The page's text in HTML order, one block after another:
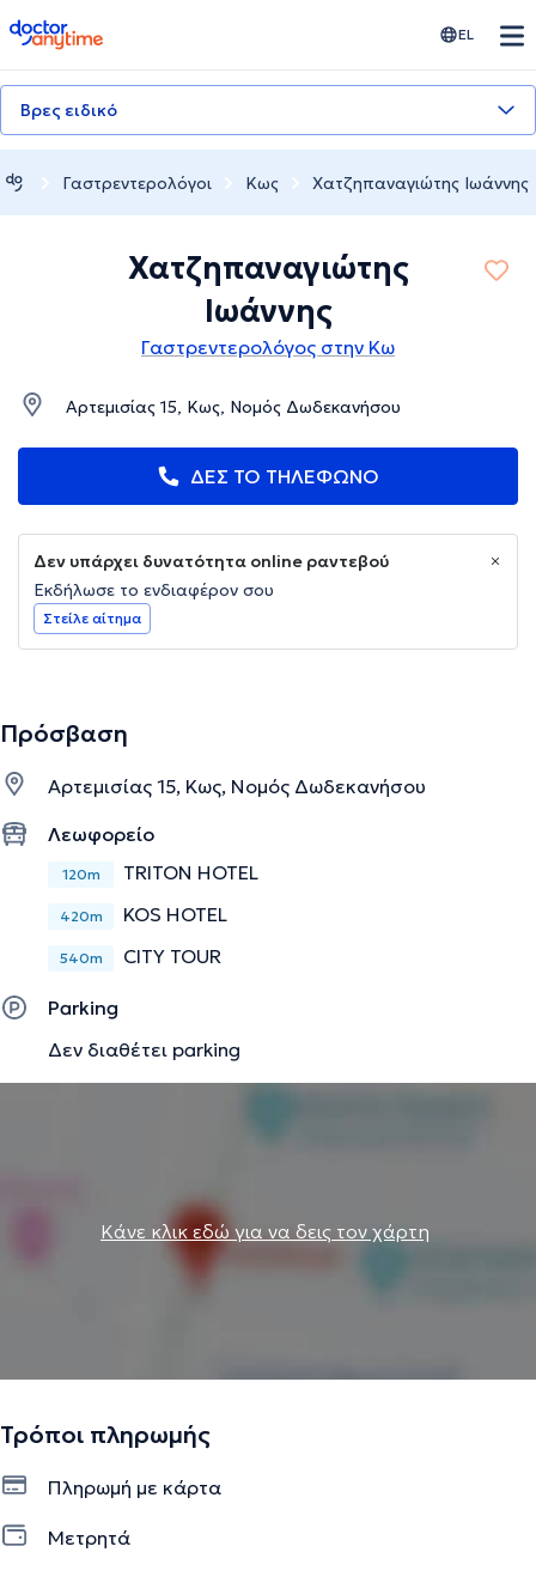
doctoranytime EL
Βρες ειδικό
Γαστρεντερολόγοι Κως Χατζηπαναγιώτης Ιωάννης
Χατζηπαναγιώτης
Ιωάννης
Γαστρεντερολόγος στην Κω
Αρτεμισίας 15, Κως, Νομός Δωδεκανήσου
ΔΕΣ ΤΟ ΤΗΛΕΦΩΝΟ
Δεν υπάρχει δυνατότητα online ραντεβού
Εκδήλωσε το ενδιαφέρον σου
Στείλε αίτημα
Πρόσβαση
Αρτεμισίας 15, Κως, Νομός Δωδεκανήσου
Λεωφορείο
120m TRITON HOTEL
420m KOS HOTEL
540m CITY TOUR
Parking
Δεν διαθέτει parking
Κάνε κλικ εδώ για να δεις τον χάρτη
Τρόποι πληρωμής
Πληρωμή με κάρτα
Μετρητά